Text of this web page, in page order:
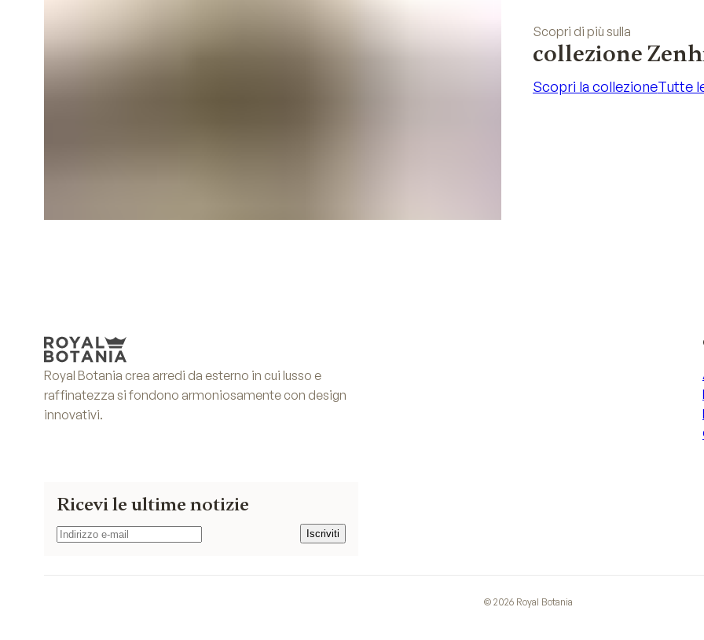
Scopri di più sulla
collezione
Scopri la collezioneTutte
Royal Botania crea arredi da esterno in cui lusso e
raffinatezza si fondono armoniosamente con design
innovativi.
Ricevi le ultime notizie
Iscriviti
Iscriviti
© 2026 Royal Botania